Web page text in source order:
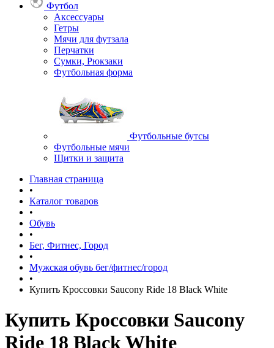
Футбол
Аксессуары
Гетры
Мячи для футзала
Перчатки
Сумки, Рюкзаки
Футбольная форма
Футбольные бутсы
Футбольные мячи
Щитки и защита
Главная страница
•
Каталог товаров
•
Обувь
•
Бег, Фитнес, Город
•
Мужская обувь бег/фитнес/город
•
Купить Кроссовки Saucony Ride 18 Black White
Купить Кроссовки Saucony
Ride 18 Black White